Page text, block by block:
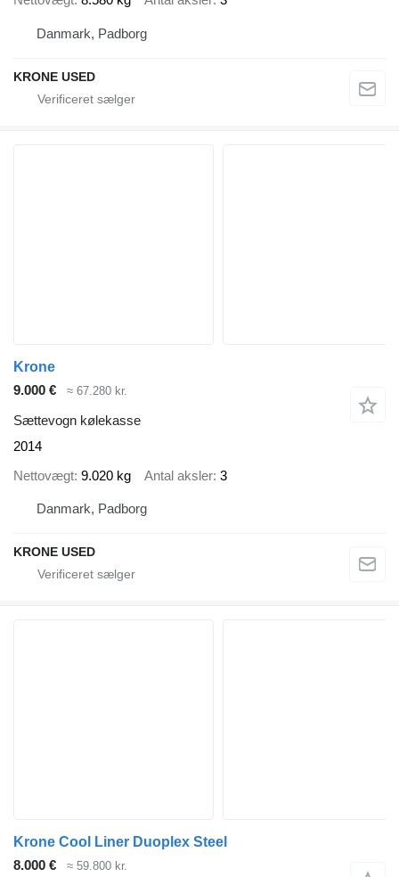
Danmark, Padborg
KRONE USED
Krone
9.000 €
≈ 67.280 kr.
Sættevogn kølekasse
2014
Nettovægt 9.020 kg Antal aksler 3
Danmark, Padborg
KRONE USED
Krone Cool Liner Duoplex Steel
8.000 €
≈ 59.800 kr.